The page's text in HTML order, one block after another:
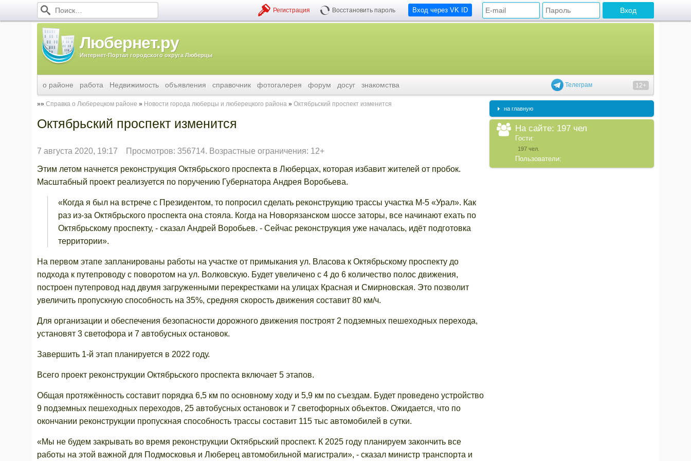
Вход через VK ID
Регистрация Восстановить пароль
Любернет.ру
Интернет-Портал городского округа Люберцы
Телеграм 12+
о районе работа Недвижимость объявления справочник фотогалерея форум досуг знакомства
Справка о Люберецком районе Новости города люберцы и люберецкого района Октябрьский проспект изменится
Октябрьский проспект изменится
7 августа 2020, 19:17 Просмотров: 356714. Возрастные ограничения: 12+
Этим летом начнется реконструкция Октябрьского проспекта в Люберцах, которая избавит жителей от пробок.
Масштабный проект реализуется по поручению Губернатора Андрея Воробьева.
«Когда я был на встрече с Президентом, то попросил сделать реконструкцию трассы участка М-5 «Урал». Как
раз из-за Октябрьского проспекта она стояла. Когда на Новорязанском шоссе заторы, все начинают ехать по
Октябрьскому проспекту, - сказал Андрей Воробьев. - Сейчас реконструкция уже началась, идёт подготовка
территории».
На первом этапе запланированы работы на участке от примыкания ул. Власова к Октябрьскому проспекту до
подхода к путепроводу с поворотом на ул. Волковскую. Будет увеличено с 4 до 6 количество полос движения,
построен путепровод над двумя загруженными перекрестками на улицах Красная и Смирновская. Это позволит
увеличить пропускную способность на 35%, средняя скорость движения составит 80 км/ч.
Для организации и обеспечения безопасности дорожного движения построят 2 подземных пешеходных перехода,
установят 3 светофора и 7 автобусных остановок.
Завершить 1-й этап планируется в 2022 году.
Всего проект реконструкции Октябрьского проспекта включает 5 этапов.
Общая протяжённость составит порядка 6,5 км по основному ходу и 5,9 км по съездам. Будет проведено устройство
9 подземных пешеходных переходов, 25 автобусных остановок и 7 светофорных объектов. Ожидается, что по
окончании реконструкции пропускная способность трассы составит 115 тыс автомобилей в сутки.
«Мы не будем закрывать во время реконструкции Октябрьский проспект. К 2025 году планируем закончить все
работы на этой важной для Подмосковья и Люберец автомобильной магистрали», - сказал министр транспорта и
на главную
На сайте: 197 чел
Гости:
197 чел.
Пользователи: